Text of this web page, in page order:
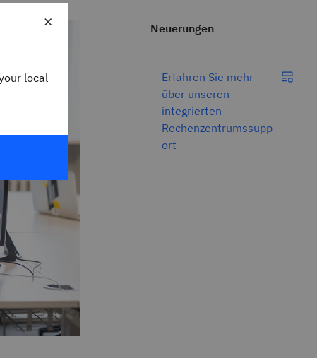
Neuerungen
Erfahren Sie mehr
über unseren
integrierten
Rechenzentrumssupp
ort
×
local